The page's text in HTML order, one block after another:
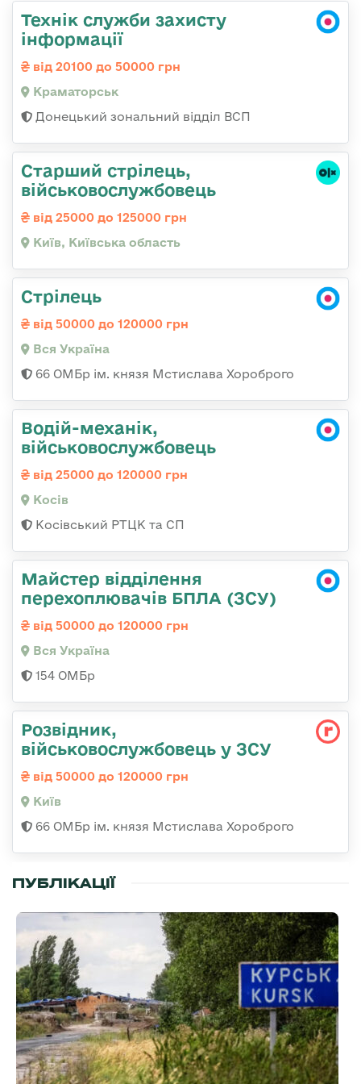
Технік служби захисту
інформації
від 20100 до 50000 грн
Краматорськ
Донецький зональний відділ ВСП
Старший стрілець,
військовослужбовець
від 25000 до 125000 грн
Київ, Київська область
Стрілець
від 50000 до 120000 грн
Вся Україна
66 ОМБр ім. князя Мстислава Хороброго
Водій-механік,
військовослужбовець
від 25000 до 120000 грн
Косів
Косівський РТЦК та СП
Майстер відділення
перехоплювачів БПЛА (ЗСУ)
від 50000 до 120000 грн
Вся Україна
154 ОМБр
Розвідник,
військовослужбовець у ЗСУ
від 50000 до 120000 грн
Київ
66 ОМБр ім. князя Мстислава Хороброго
ПУБЛІКАЦІЇ